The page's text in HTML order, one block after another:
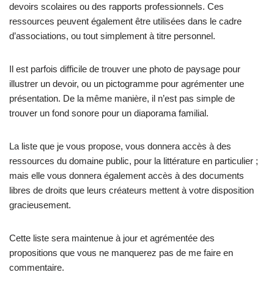
devoirs scolaires ou des rapports professionnels. Ces
ressources peuvent également être utilisées dans le cadre
d’associations, ou tout simplement à titre personnel.
Il est parfois difficile de trouver une photo de paysage pour
illustrer un devoir, ou un pictogramme pour agrémenter une
présentation. De la même manière, il n’est pas simple de
trouver un fond sonore pour un diaporama familial.
La liste que je vous propose, vous donnera accès à des
ressources du domaine public, pour la littérature en particulier ;
mais elle vous donnera également accès à des documents
libres de droits que leurs créateurs mettent à votre disposition
gracieusement.
Cette liste sera maintenue à jour et agrémentée des
propositions que vous ne manquerez pas de me faire en
commentaire.